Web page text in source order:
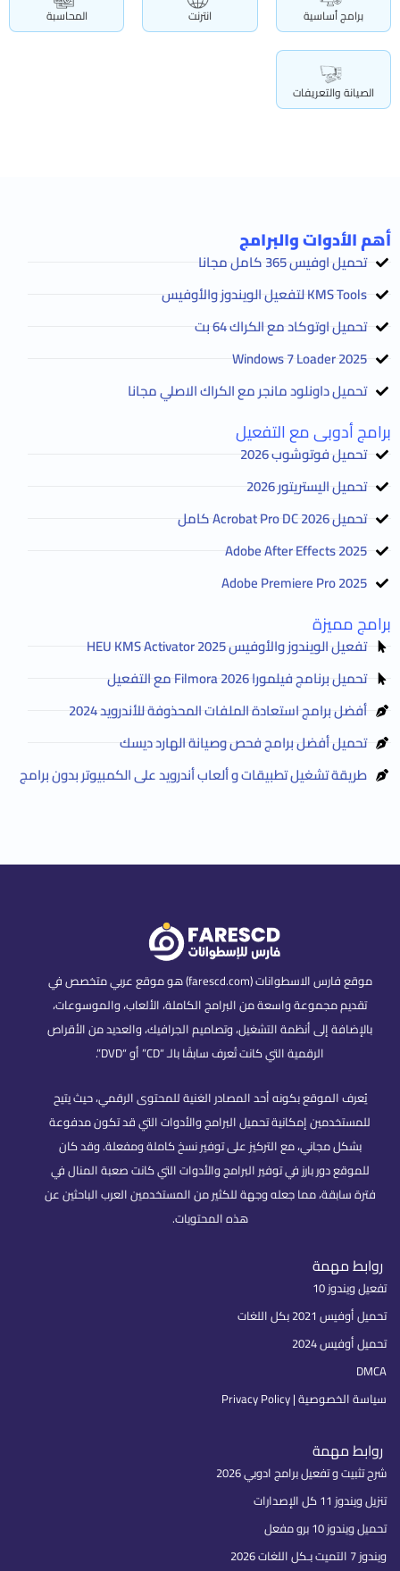
برامج أساسية انترنت المحاسبة
الصيانة والتعريفات
أهم الأدوات والبرامج
تحميل اوفيس 365 كامل مجانا
KMS Tools لتفعيل الويندوز والأوفيس
تحميل اوتوكاد مع الكراك 64 بت
2025 Windows 7 Loader
تحميل داونلود مانجر مع الكراك الاصلي مجانا
برامج أدوبى مع التفعيل
تحميل فوتوشوب 2026
تحميل اليستريتور 2026
تحميل Acrobat Pro DC 2026 كامل
Adobe After Effects 2025
Adobe Premiere Pro 2025
برامج مميزة
تفعيل الويندوز والأوفيس HEU KMS Activator 2025
تحميل برنامج فيلمورا Filmora 2026 مع التفعيل
أفضل برامج استعادة الملفات المحذوفة للأندرويد 2024
تحميل أفضل برامج فحص وصيانة الهارد ديسك
طريقة تشغيل تطبيقات و ألعاب أندرويد على الكمبيوتر بدون برامج
موقع فارس الاسطوانات (farescd.com) هو موقع عربي متخصص في
تقديم مجموعة واسعة من البرامج الكاملة، الألعاب، والموسوعات،
بالإضافة إلى أنظمة التشغيل، وتصاميم الجرافيك، والعديد من الأقراص
الرقمية التي كانت تُعرف سابقًا بالـ “CD” أو “DVD”.
يُعرف الموقع بكونه أحد المصادر الغنية للمحتوى الرقمي، حيث يتيح
للمستخدمين إمكانية تحميل البرامج والأدوات التي قد تكون مدفوعة
بشكل مجاني، مع التركيز على توفير نسخ كاملة ومفعلة. وقد كان
للموقع دور بارز في توفير البرامج والأدوات التي كانت صعبة المنال في
فترة سابقة، مما جعله وجهة للكثير من المستخدمين العرب الباحثين عن
هذه المحتويات.
روابط مهمة
تفعيل ويندوز 10
تحميل أوفيس 2021 بكل اللغات
تحميل أوفيس 2024
DMCA
سياسة الخصوصية | Privacy Policy
روابط مهمة
شرح تثبيت و تفعيل برامج ادوبي 2026
تنزيل ويندوز 11 كل الإصدارات
تحميل ويندوز 10 برو مفعل
ويندوز 7 التميت بـكل اللغات 2026